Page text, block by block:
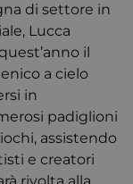
di settore in
Lucca
il
a cielo
in
padiglioni
assistendo
e creatori